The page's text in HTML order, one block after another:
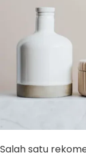
Salah satu